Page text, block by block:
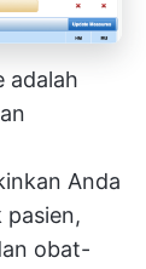
adalah
Anda
obat-